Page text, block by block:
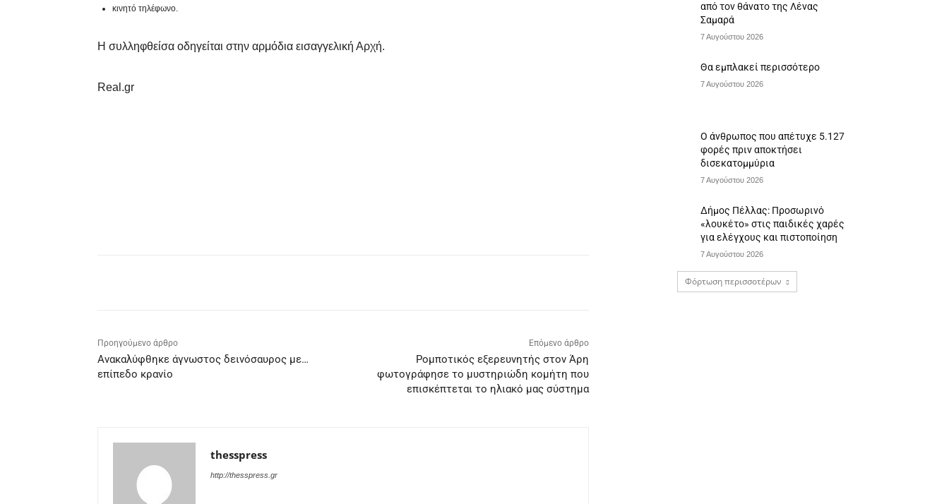
κινητό τηλέφωνο.
Η συλληφθείσα οδηγείται στην αρμόδια εισαγγελική Αρχή.
Real.gr
Προηγούμενο άρθρο
Ανακαλύφθηκε άγνωστος δεινόσαυρος με…
επίπεδο κρανίο
Επόμενο άρθρο
Ρομποτικός εξερευνητής στον Άρη
φωτογράφησε το μυστηριώδη κομήτη που
επισκέπτεται το ηλιακό μας σύστημα
thesspress
http://thesspress.gr
από τον θάνατο της Λένας
Σαμαρά
7 Αυγούστου 2026
Θα εμπλακεί περισσότερο
7 Αυγούστου 2026
Ο άνθρωπος που απέτυχε 5.127
φορές πριν αποκτήσει
δισεκατομμύρια
7 Αυγούστου 2026
Δήμος Πέλλας: Προσωρινό
«λουκέτο» στις παιδικές χαρές
για ελέγχους και πιστοποίηση
7 Αυγούστου 2026
Φόρτωση περισσοτέρων